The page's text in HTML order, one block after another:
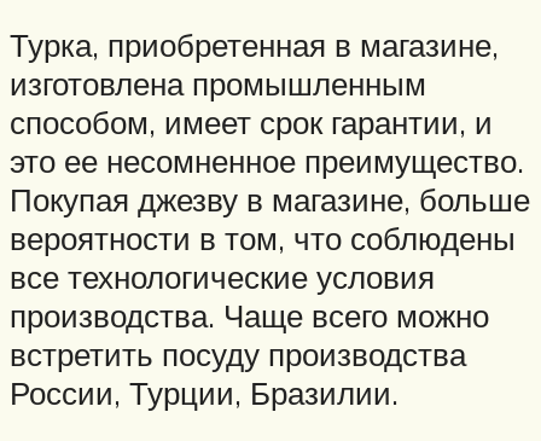
Турка, приобретенная в магазине,
изготовлена промышленным
способом, имеет срок гарантии, и
это ее несомненное преимущество.
Покупая джезву в магазине, больше
вероятности в том, что соблюдены
все технологические условия
производства. Чаще всего можно
встретить посуду производства
России, Турции, Бразилии.